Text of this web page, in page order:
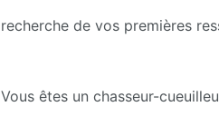
recherche de vos premières
Vous êtes un chasseur-